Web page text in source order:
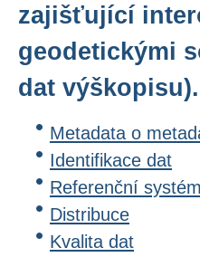
zajišťující
geodetickými
dat výškopisu).
Metadata o
Identifikace dat
Referenční
Distribuce
Kvalita dat